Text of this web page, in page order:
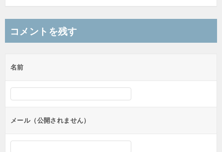
コメントを残す
名前
メール（公開されません）